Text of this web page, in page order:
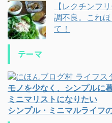
【レクチンフ
調不良。これ
て！
テーマ
モノを少なく、シンプルに
ミニマリストになりたい
シンプル・ミニマルライフ